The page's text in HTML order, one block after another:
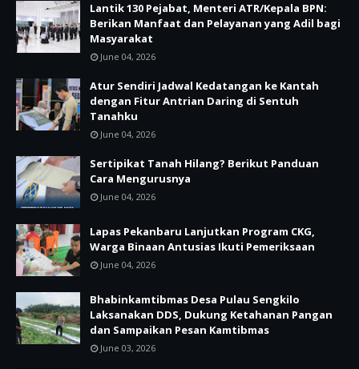
Lantik 130 Pejabat, Menteri ATR/Kepala BPN:
Berikan Manfaat dan Pelayanan yang Adil bagi
Masyarakat
June 04, 2026
Atur Sendiri Jadwal Kedatangan ke Kantah
dengan Fitur Antrian Daring di Sentuh
Tanahku
June 04, 2026
Sertipikat Tanah Hilang? Berikut Panduan
Cara Mengurusnya
June 04, 2026
Lapas Pekanbaru Lanjutkan Program CKG,
Warga Binaan Antusias Ikuti Pemeriksaan
June 04, 2026
Bhabinkamtibmas Desa Pulau Sengkilo
Laksanakan DDS, Dukung Ketahanan Pangan
dan Sampaikan Pesan Kamtibmas
June 03, 2026